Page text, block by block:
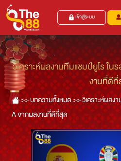
เข้าสู่ระบบ
วิเคราะห์ผลงานทีมแชมป์ยูโร ใ
งานที่ดี
>>บทความทั้งหมด >>วิเคราะห์ผลง
A จากผลงานที่ดีที่สุด